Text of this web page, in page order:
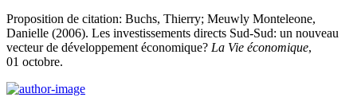
Proposition de citation: Buchs, Thierry; Meuwly Monteleone,
Danielle (2006). Les investissements directs Sud-Sud: un nouveau
vecteur de développement économique? La Vie économique,
01 octobre.